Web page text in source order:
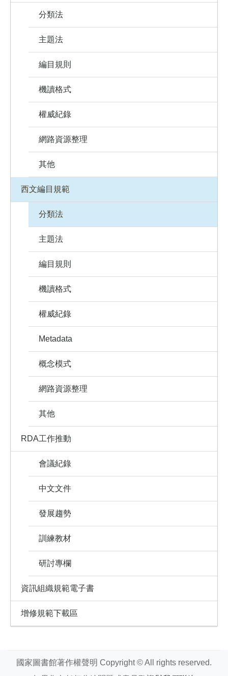
分類法
主題法
編目規則
機讀格式
權威紀錄
網路資源整理
其他
西文編目規範
分類法
主題法
編目規則
機讀格式
權威紀錄
Metadata
概念模式
網路資源整理
其他
RDA工作推動
會議紀錄
中文文件
發展趨勢
訓練教材
研討專欄
資訊組織規範電子書
增修規範下載區
國家圖書館著作權聲明 Copyright © All rights reserved.